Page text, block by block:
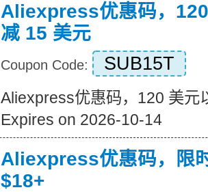
Aliexpress优惠码，
减 15 美元
Coupon Code: SUB15T
Aliexpress优惠码，120 美元
Expires on 2026-10-14
Aliexpress优惠码，限
$18+